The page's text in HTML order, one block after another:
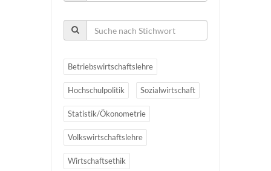
Betriebswirtschaftslehre
Hochschulpolitik Sozialwirtschaft
Statistik/Ökonometrie
Volkswirtschaftslehre
Wirtschaftsethik